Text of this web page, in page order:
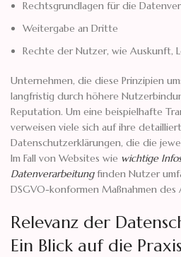
Rechtsgrundlagen für die
Weitergabe an Dritte
Rechte der Nutzer, wie Auskunft,
Unternehmen, die diese Prinzipien
langfristig durch höhere
Reputation. Um eine beispielhafte
verweisen viele sich auf ihre
Datenschutzerklärungen, die die
Im Fall von Websites wie wichtige
Datenverarbeitungfinden Nutzer
DSGVO-konformen Maßnahmen des
Relevanz der
Ein Blick auf die Praxis